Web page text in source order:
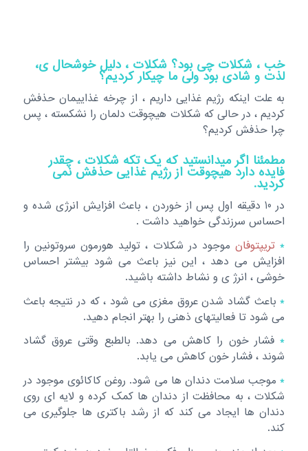
خب ، شکلات چی بود؟ شکلات ، دلیل خوشحال ی،
لذت و شادی بود ولی ما چیکار کردیم؟
به علت اینکه رژیم غذایی داریم ، از چرخه غذاییمان حذفش
کردیم ، در حالی که شکلات هیچوقت دلمان را نشکسته ، پس
چرا حذفش کردیم؟
مطمئنا اگر میدانستید که یک تکه شکلات ، چقدر
فایده دارد هیچوقت از رژیم غذایی حذفش نمی
کردید.
در 10 دقیقه اول پس از خوردن ، باعث افزایش انرژی شده و
احساس سرزندگی خواهید داشت .
* تریپتوفانموجود در شکلات ، تولید هورمون سروتونین را
افزایش می دهد ، این نیز باعث می شود بیشتر احساس
خوشی ، انرژ ی و نشاط داشته باشید.
* باعث گشاد شدن عروق مغزی می شود ، که در نتیجه باعث
می شود تا فعالیتهای ذهنی را بهتر انجام دهید.
* فشار خون را کاهش می دهد. بالطبع وقتی عروق گشاد
شوند ، فشار خون کاهش می یابد.
* موجب سلامت دندان ها می شود. روغن کاکائوی موجود در
شکلات ، به محافظت از دندان ها کمک کرده و لایه ای روی
دندان ها ایجاد می کند که از رشد باکتری ها جلوگیری می
کند.